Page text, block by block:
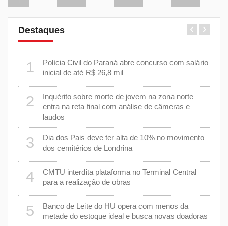
Destaques
1
Polícia Civil do Paraná abre concurso com salário
inicial de até R$ 26,8 mil
2
Inquérito sobre morte de jovem na zona norte
entra na reta final com análise de câmeras e
laudos
3
Dia dos Pais deve ter alta de 10% no movimento
dos cemitérios de Londrina
4
CMTU interdita plataforma no Terminal Central
para a realização de obras
5
Banco de Leite do HU opera com menos da
metade do estoque ideal e busca novas doadoras